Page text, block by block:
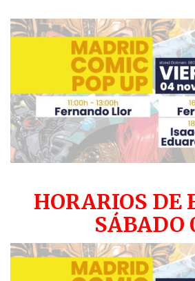
HORARIOS DE
SÁBADO